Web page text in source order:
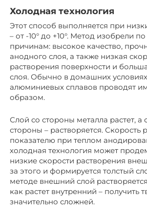
Холодная технология
Этот способ выполняется при
– от -10° до +10°. Метод изобрели
причинам: высокое качество,
анодного слоя, а также низкая
растворения поверхности и
слоя. Обычно в домашних
алюминиевых сплавов проводят
образом.
Слой со стороны металла растет, а
стороны – растворяется. Скорость
показателю при теплом
холодная технология может
низкие скорости растворения
за этого и формируется толстый
методе внешний слой
как растет внутренний – получить
значительно сложней.